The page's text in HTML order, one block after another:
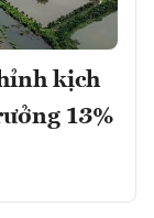
kịch
13%